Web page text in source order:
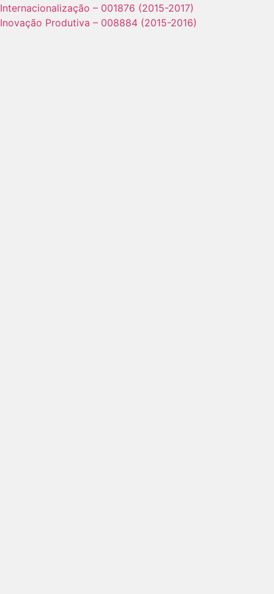
Internacionalização – 001876 (2015-2017)
Inovação Produtiva – 008884 (2015-2016)